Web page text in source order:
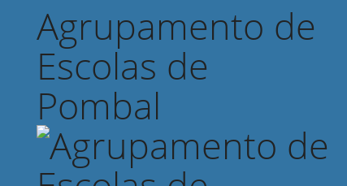
Agrupamento de
Escolas de
Pombal